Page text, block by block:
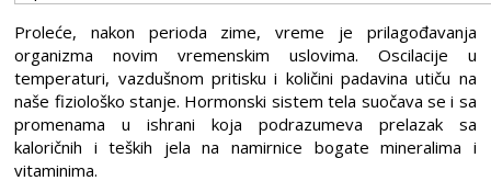
Proleće, nakon perioda zime, vreme je prilagođavanja
organizma novim vremenskim uslovima. Oscilacije u
temperaturi, vazdušnom pritisku i količini padavina utiču na
naše fiziološko stanje. Hormonski sistem tela suočava se i sa
promenama u ishrani koja podrazumeva prelazak sa
kaloričnih i teških jela na namirnice bogate mineralima i
vitaminima.